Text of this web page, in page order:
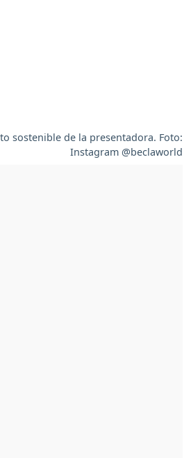
sostenible de la presentadora. Foto:
Instagram @beclaworld